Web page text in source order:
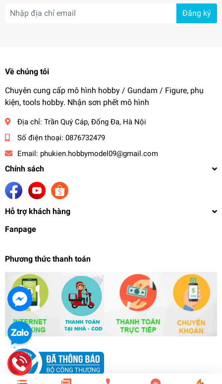
Đăng ký
Về chúng tôi
Chuyên cung cấp mô hình hobby / Gundam / Figure, phụ
kiện, tools hobby. Nhận sơn phết mô hình
Địa chỉ: Trần Quý Cáp, Đống Đa, Hà Nội
Số điện thoại: 0876732479
Email: phukien.hobbymodel09@gmail.com
Chính sách
Hỗ trợ khách hàng
Fanpage
Phương thức thanh toán